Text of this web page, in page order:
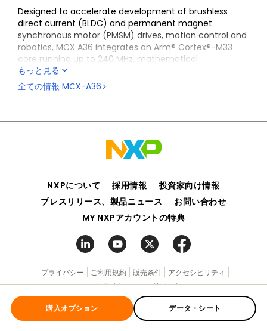
Designed to accelerate development of brushless
direct current (BLDC) and permanent magnet
synchronous motor (PMSM) drives, motion control and
robotics, MCX A36 integrates an Arm® Cortex®-M33
core running up to 240 MHz, mathematical
acceleration unit (MAU) to improve performance in
real-time motor control computations, SmartDMA,
flexible data handling. Full-speed USB, dual CAN FD, I3C
developers combine performance, connectivity and
human-machine interface (HMI) integration in a single
and 256 kB RAM support scalable embedded designs.
Integrated security features and the MCUXpresso
Developer Experience provide software tools,
application examples and expansion resources to
support efficient MCX A36 development with
evaluation available through the FRDM-MCXA366
development board to simplify prototyping and
feature exploration.
もっと見る
全ての情報 MCX-A36
購入オプション データ・シート
NXPについて 採用情報
投資家向け情報
プレスリリース、製品ニュース
お問い合わせ
MY NXPアカウントの特典
プライバシー ご利用規約 販売条件
アクセシビリティ
webサイトのフィードバック
©2006-2026 NXP Semiconductors. All rights reserved.